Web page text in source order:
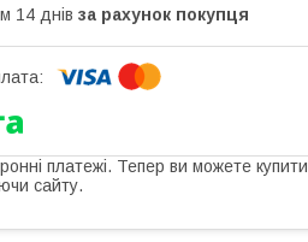
14 днів за рахунок покупця
платежі. Тепер ви можете купити
сайту.